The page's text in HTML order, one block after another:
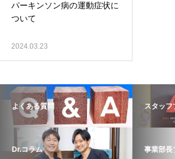
パーキンソン病の運動症状に
ついて
2024.03.23
よくある質問 スタッフ
Dr.コラム 事業部長